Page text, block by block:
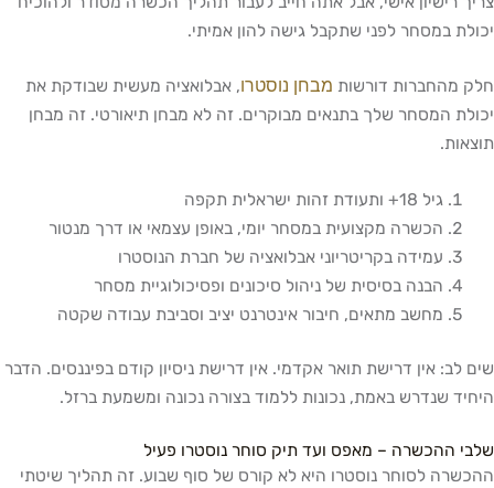
יכולת במסחר לפני שתקבל גישה להון אמיתי.
חלק מהחברות דורשות מבחן נוסטרו, אבלואציה מעשית שבודקת את
יכולת המסחר שלך בתנאים מבוקרים. זה לא מבחן תיאורטי. זה מבחן
תוצאות.
גיל 18+ ותעודת זהות ישראלית תקפה
הכשרה מקצועית במסחר יומי, באופן עצמאי או דרך מנטור
עמידה בקריטריוני אבלואציה של חברת הנוסטרו
הבנה בסיסית של ניהול סיכונים ופסיכולוגיית מסחר
מחשב מתאים, חיבור אינטרנט יציב וסביבת עבודה שקטה
שים לב: אין דרישת תואר אקדמי. אין דרישת ניסיון קודם בפיננסים. הדבר
היחיד שנדרש באמת, נכונות ללמוד בצורה נכונה ומשמעת ברזל.
שלבי ההכשרה – מאפס ועד תיק סוחר נוסטרו פעיל
ההכשרה לסוחר נוסטרו היא לא קורס של סוף שבוע. זה תהליך שיטתי